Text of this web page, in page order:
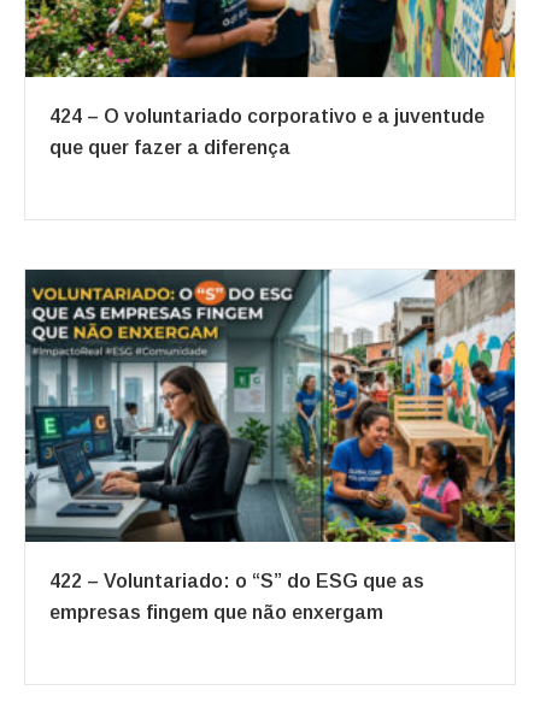
424 – O voluntariado corporativo e a juventude
que quer fazer a diferença
422 – Voluntariado: o “S” do ESG que as
empresas fingem que não enxergam